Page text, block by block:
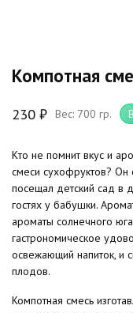
Компотная
230 ₽ Вес: 700 гр.
Кто не помнит вкус и
смеси сухофруктов? Он
посещал детский сад в
гостях у бабушки.
ароматы солнечного
гастрономическое
освежающий напиток, и
плодов.
Компотная смесь